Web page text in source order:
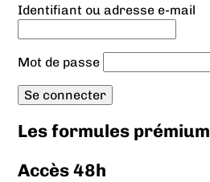
Identifiant ou adresse e-mail
Mot de passe
Les formules prémium
Accès 48h